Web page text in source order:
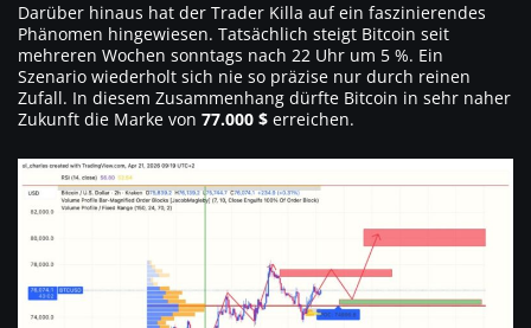
Darüber hinaus hat der Trader Killa auf ein faszinierendes
Phänomen hingewiesen. Tatsächlich steigt Bitcoin seit
mehreren Wochen sonntags nach 22 Uhr um 5 %. Ein
Szenario wiederholt sich nie so präzise nur durch reinen
Zufall. In diesem Zusammenhang dürfte Bitcoin in sehr naher
Zukunft die Marke von 77.000 $ erreichen.